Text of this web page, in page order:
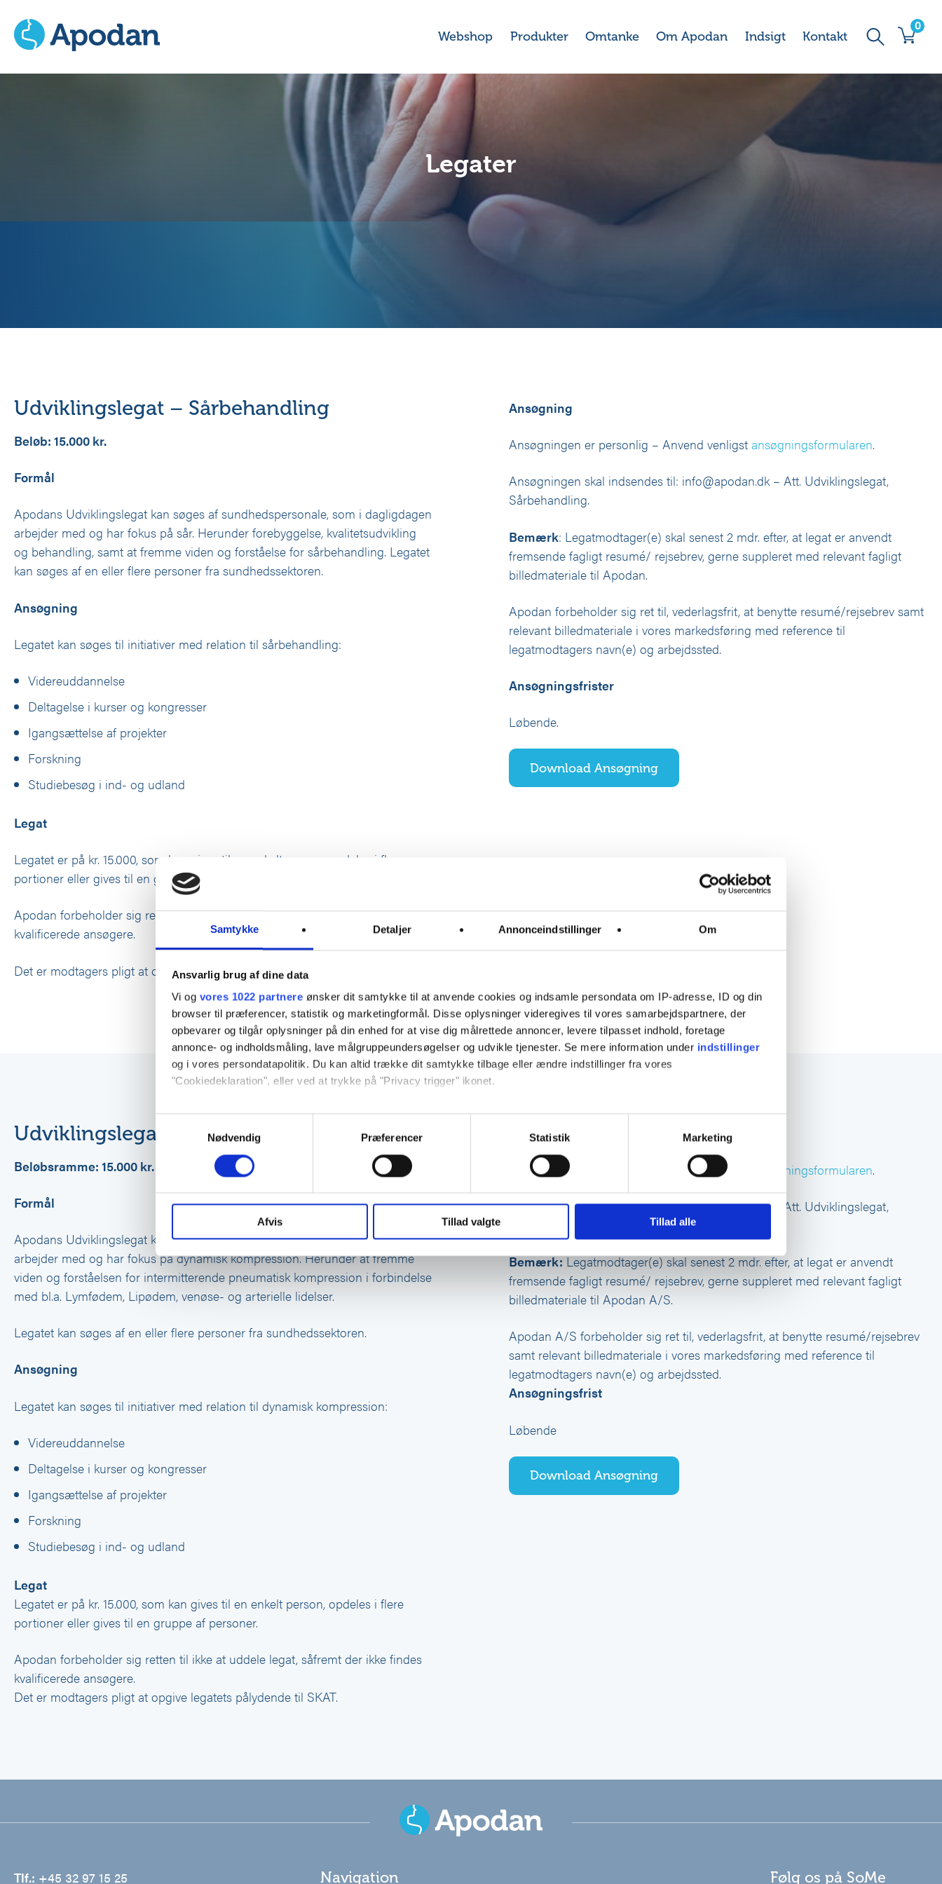
Samtykke Detaljer Annonceindstillinger Om
Ansvarlig brug af dine data
Vi og vores 1022 partnere ønsker dit samtykke til at anvende cookies og indsamle persondata om IP-adresse, ID og din
browser til præferencer, statistik og marketingformål. Disse oplysninger videregives til vores samarbejdspartnere, der
opbevarer og tilgår oplysninger på din enhed for at vise dig målrettede annoncer, levere tilpasset indhold, foretage
annonce- og indholdsmåling, lave målgruppeundersøgelser og udvikle tjenester. Se mere information under indstillinger
og i vores persondatapolitik. Du kan altid trække dit samtykke tilbage eller ændre indstillinger fra vores
"Cookiedeklaration", eller ved at trykke på "Privacy trigger" ikonet.
Hvis du tillader det, vil vi også gerne:
Indsamle præcise oplysninger om din placering, der kan være nøjagtig inden for få meter
Dine valg anvendes på hele websitet.
Vi bruger cookies til at tilpasse vores indhold og annoncer, til at vise dig funktioner til sociale medier og til at analysere
vores trafik. Vi deler også oplysninger om din brug af vores hjemmeside med vores partnere inden for sociale medier,
annonceringspartnere og analysepartnere. Vores partnere kan kombinere disse data med andre oplysninger, du har givet
Nødvendig
Præferencer Statistik Marketing
Afvis Tillad valgte Tillad alle
Webshop Produkter Omtanke Om Apodan Indsigt Kontakt
0
Legater
Udviklingslegat – Sårbehandling
Beløb: 15.000 kr.
Formål
Apodans Udviklingslegat kan søges af sundhedspersonale, som i dagligdagen
arbejder med og har fokus på sår. Herunder forebyggelse, kvalitetsudvikling
og behandling, samt at fremme viden og forståelse for sårbehandling. Legatet
kan søges af en eller flere personer fra sundhedssektoren.
Ansøgning
Legatet kan søges til initiativer med relation til sårbehandling:
Videreuddannelse
Deltagelse i kurser og kongresser
Igangsættelse af projekter
Forskning
Studiebesøg i ind- og udland
Legat
Legatet er på kr. 15.000, som kan gives til en enkelt person, opdeles i flere
portioner eller gives til en gruppe af personer.
Apodan forbeholder sig retten til ikke at uddele legat, såfremt der ikke findes
kvalificerede ansøgere.
Det er modtagers pligt at opgive legatets pålydende til SKAT.
Ansøgning
Ansøgningen er personlig – Anvend venligst ansøgningsformularen.
Ansøgningen skal indsendes til: info@apodan.dk – Att. Udviklingslegat,
Sårbehandling.
Bemærk: Legatmodtager(e) skal senest 2 mdr. efter, at legat er anvendt
fremsende fagligt resumé/ rejsebrev, gerne suppleret med relevant fagligt
billedmateriale til Apodan.
Apodan forbeholder sig ret til, vederlagsfrit, at benytte resumé/rejsebrev samt
relevant billedmateriale i vores markedsføring med reference til
legatmodtagers navn(e) og arbejdssted.
Ansøgningsfrister
Løbende.
Download Ansøgning
Udviklingslegat – Dynamisk Kompression
Beløbsramme: 15.000 kr.
Formål
Apodans Udviklingslegat kan søges af sundhedspersonale, som i dagligdagen
arbejder med og har fokus på dynamisk kompression. Herunder at fremme
viden og forståelsen for intermitterende pneumatisk kompression i forbindelse
med bl.a. Lymfødem, Lipødem, venøse- og arterielle lidelser.
Legatet kan søges af en eller flere personer fra sundhedssektoren.
Ansøgning
Legatet kan søges til initiativer med relation til dynamisk kompression:
Videreuddannelse
Deltagelse i kurser og kongresser
Igangsættelse af projekter
Forskning
Studiebesøg i ind- og udland
Legat
Legatet er på kr. 15.000, som kan gives til en enkelt person, opdeles i flere
portioner eller gives til en gruppe af personer.
Apodan forbeholder sig retten til ikke at uddele legat, såfremt der ikke findes
kvalificerede ansøgere.
Det er modtagers pligt at opgive legatets pålydende til SKAT.
Ansøgning
Ansøgningen er personlig – Anvend venligst ansøgningsformularen.
Ansøgningen skal indsendes til:info@apodan.dk– Att. Udviklingslegat,
Bemærk:Legatmodtager(e) skal senest 2 mdr. efter, at legat er anvendt
fremsende fagligt resumé/ rejsebrev, gerne suppleret med relevant fagligt
billedmateriale til Apodan A/S.
Apodan A/S forbeholder sig ret til, vederlagsfrit, at benytte resumé/rejsebrev
samt relevant billedmateriale i vores markedsføring med reference til
legatmodtagers navn(e) og arbejdssted.
Ansøgningsfrist
Løbende
Download Ansøgning
Tlf.: +45 32 97 15 25 Navigation Følg os på SoMe